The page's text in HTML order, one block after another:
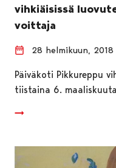
vihkiäisissä
voittaja
28 helmikuun, 2018
Päiväkoti Pikkureppu
tiistaina 6.